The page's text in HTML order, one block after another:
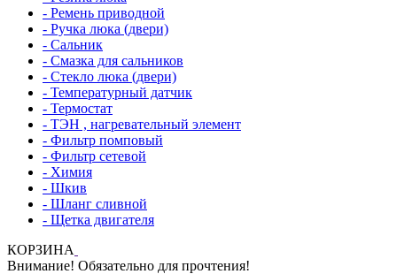
- Ремень приводной
- Ручка люка (двери)
- Сальник
- Смазка для сальников
- Стекло люка (двери)
- Температурный датчик
- Термостат
- ТЭН , нагревательный элемент
- Фильтр помповый
- Фильтр сетевой
- Химия
- Шкив
- Шланг сливной
- Щетка двигателя
КОРЗИНА
Внимание! Обязательно для прочтения!